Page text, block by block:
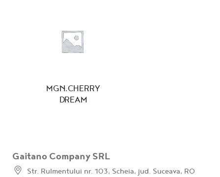
MGN.CHERRY
DREAM
Gaitano Company SRL
Str. Rulmentului nr. 103, Scheia, jud. Suceava, RO